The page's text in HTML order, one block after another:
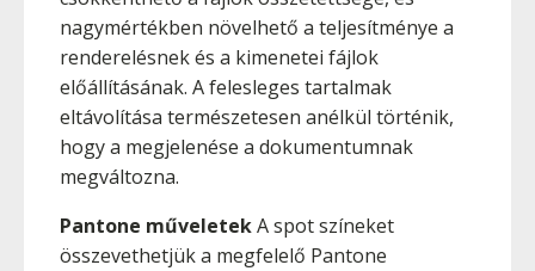
nagymértékben növelhető a teljesítménye a
renderelésnek és a kimenetei fájlok
előállításának. A felesleges tartalmak
eltávolítása természetesen anélkül történik,
hogy a megjelenése a dokumentumnak
megváltozna.
Pantone műveletekA spot színeket
összevethetjük a megfelelő Pantone